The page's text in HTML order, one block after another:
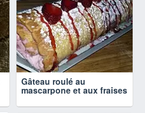
Gâteau roulé au
mascarpone et aux fraises